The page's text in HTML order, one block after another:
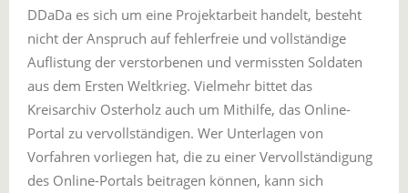
DDaDa es sich um eine Projektarbeit handelt, besteht
nicht der Anspruch auf fehlerfreie und vollständige
Auflistung der verstorbenen und vermissten Soldaten
aus dem Ersten Weltkrieg. Vielmehr bittet das
Kreisarchiv Osterholz auch um Mithilfe, das Online-
Portal zu vervollständigen. Wer Unterlagen von
Vorfahren vorliegen hat, die zu einer Vervollständigung
des Online-Portals beitragen können, kann sich